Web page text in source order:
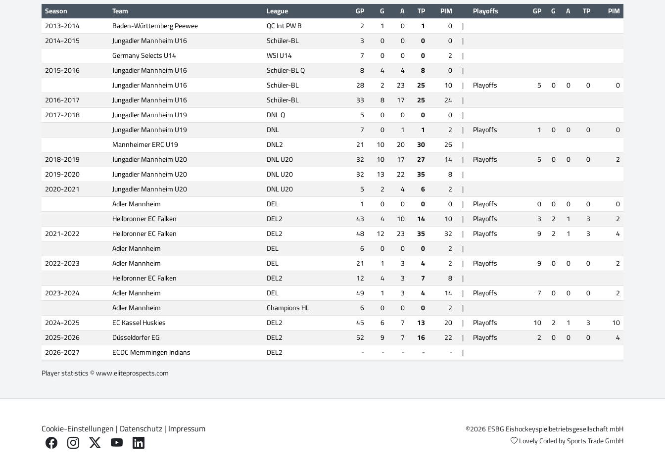
Season
Team League GP G A TP PIM Playoffs GP G A TP
PIM
2013-2014
Baden-Württemberg Peewee QC Int PW B 2 1 0 1 0
|
2014-2015
Jungadler Mannheim U16 Schüler-BL 3 0 0 0 0
|
Germany Selects U14
WSI U14 7 0 0 0 2
|
2015-2016
Jungadler Mannheim U16 Schüler-BL Q 8 4 4 8 0
|
Jungadler Mannheim U16
Schüler-BL 28 2 23 25 10 | Playoffs 5 0 0 0
0
2016-2017
Jungadler Mannheim U16 Schüler-BL 33 8 17 25 24
|
2017-2018
Jungadler Mannheim U19 DNL Q 5 0 0 0 0
|
Jungadler Mannheim U19
DNL 7 0 1 1 2 | Playoffs 1 0 0 0
0
Mannheimer ERC U19
DNL2 21 10 20 30 26
|
2018-2019
Jungadler Mannheim U20 DNL U20 32 10 17 27 14 | Playoffs 5 0 0 0
2
2019-2020
Jungadler Mannheim U20 DNL U20 32 13 22 35 8
|
2020-2021
Jungadler Mannheim U20 DNL U20 5 2 4 6 2
|
Adler Mannheim
DEL 1 0 0 0 0 | Playoffs 0 0 0 0
0
Heilbronner EC Falken
DEL2 43 4 10 14 10 | Playoffs 3 2 1 3
2
2021-2022
Heilbronner EC Falken DEL2 48 12 23 35 32 | Playoffs 9 2 1 3
4
Adler Mannheim
DEL 6 0 0 0 2
|
2022-2023
Adler Mannheim DEL 21 1 3 4 2 | Playoffs 9 0 0 0
2
Heilbronner EC Falken
DEL2 12 4 3 7 8
|
2023-2024
Adler Mannheim DEL 49 1 3 4 14 | Playoffs 7 0 0 0
2
Adler Mannheim
Champions HL 6 0 0 0 2
|
2024-2025
EC Kassel Huskies DEL2 45 6 7 13 20 | Playoffs 10 2 1 3
10
2025-2026
Düsseldorfer EG DEL2 52 9 7 16 22 | Playoffs 2 0 0 0
4
2026-2027
ECDC Memmingen Indians DEL2 - - - - -
|
Player statistics ©www.eliteprospects.com
Cookie-Einstellungen | Datenschutz| Impressum
©2026 ESBG Eishockeyspielbetriebsgesellschaft mbH
Lovely Coded bySports Trade GmbH